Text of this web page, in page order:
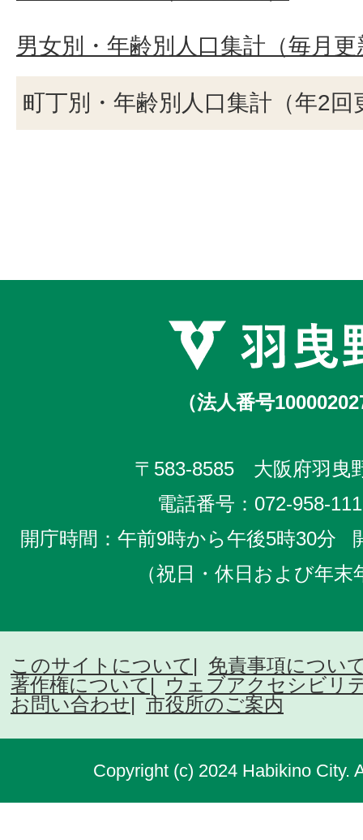
男女別・年齢別人口集計（毎月更
町丁別・年齢別人口集計（年2回
（法人番号
〒583-8585 大阪府羽曳
電話番号： 072-958-
開庁時間：午前9時から午後5時30分
（祝日・休日および年
このサイトについて
免責事項につい
著作権について
ウェブアクセシビリ
お問い合わせ
市役所のご案内
Copyright (c) 2024 Habikino City.